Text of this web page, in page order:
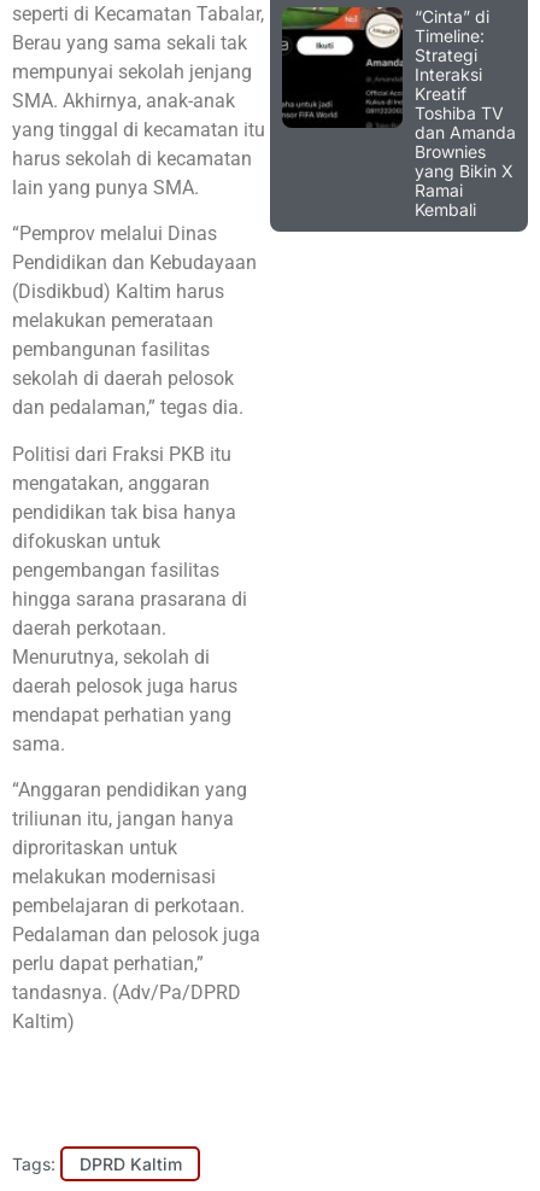
seperti di Kecamatan Tabalar,
Berau yang sama sekali tak
mempunyai sekolah jenjang
SMA. Akhirnya, anak-anak
yang tinggal di kecamatan itu
harus sekolah di kecamatan
lain yang punya SMA.
“Pemprov melalui Dinas
Pendidikan dan Kebudayaan
(Disdikbud) Kaltim harus
melakukan pemerataan
pembangunan fasilitas
sekolah di daerah pelosok
dan pedalaman,” tegas dia.
Politisi dari Fraksi PKB itu
mengatakan, anggaran
pendidikan tak bisa hanya
difokuskan untuk
pengembangan fasilitas
hingga sarana prasarana di
daerah perkotaan.
Menurutnya, sekolah di
daerah pelosok juga harus
mendapat perhatian yang
sama.
“Anggaran pendidikan yang
triliunan itu, jangan hanya
diproritaskan untuk
melakukan modernisasi
pembelajaran di perkotaan.
Pedalaman dan pelosok juga
perlu dapat perhatian,”
tandasnya. (Adv/Pa/DPRD
Kaltim)
Tags: DPRD Kaltim
“Cinta” di
Timeline:
Strategi
Interaksi
Kreatif
Toshiba TV
dan Amanda
Brownies
yang Bikin X
Ramai
Kembali